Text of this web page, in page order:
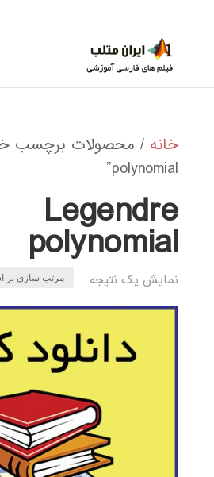
خانه
polynomial”
Legendre
polynomial
نمایش یک نتیجه